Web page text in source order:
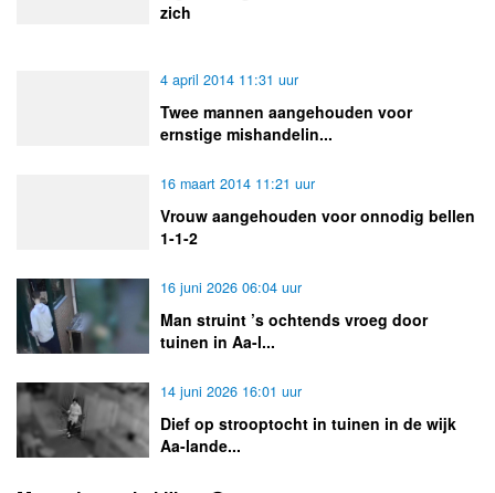
zich
4 april 2014 11:31 uur
Twee mannen aangehouden voor
ernstige mishandelin...
16 maart 2014 11:21 uur
Vrouw aangehouden voor onnodig bellen
1-1-2
16 juni 2026 06:04 uur
Man struint ’s ochtends vroeg door
tuinen in Aa-l...
14 juni 2026 16:01 uur
Dief op strooptocht in tuinen in de wijk
Aa-lande...